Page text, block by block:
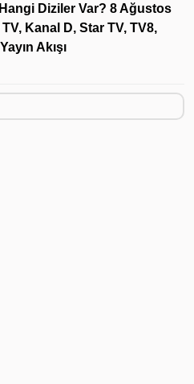
Diziler Var? 8 Ağustos
Kanal D, Star TV, TV8,
Akışı